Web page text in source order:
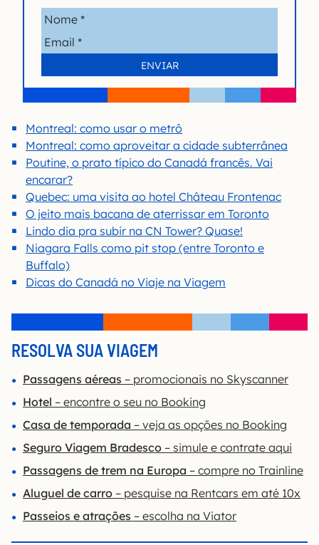
Montreal: como usar o metrô
Montreal: como aproveitar a cidade subterrânea
Poutine, o prato típico do Canadá francês. Vai
encarar?
Quebec: uma visita ao hotel Château Frontenac
O jeito mais bacana de aterrissar em Toronto
Lindo dia pra subir na CN Tower? Quase!
Niagara Falls como pit stop (entre Toronto e
Buffalo)
Dicas do Canadá no Viaje na Viagem
RESOLVA SUA VIAGEM
Passagens aéreas – promocionais no Skyscanner
Hotel – encontre o seu no Booking
Casa de temporada – veja as opções no Booking
Seguro Viagem Bradesco – simule e contrate aqui
Passagens de trem na Europa – compre no Trainline
Aluguel de carro – pesquise na Rentcars em até 10x
Passeios e atrações – escolha na Viator